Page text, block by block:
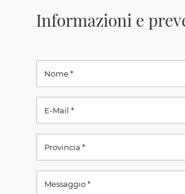
Informazioni e